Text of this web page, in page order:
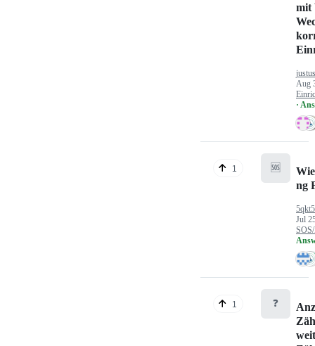
mit
Aug
·
1 🆘
ng
Jul
1 ❓